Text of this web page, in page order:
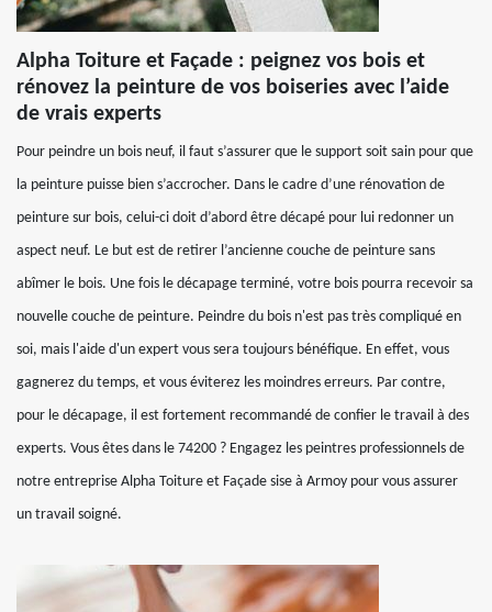
Alpha Toiture et Façade : peignez vos bois et
rénovez la peinture de vos boiseries avec l’aide
de vrais experts
Pour peindre un bois neuf, il faut s’assurer que le support soit sain pour que
la peinture puisse bien s’accrocher. Dans le cadre d’une rénovation de
peinture sur bois, celui-ci doit d’abord être décapé pour lui redonner un
aspect neuf. Le but est de retirer l’ancienne couche de peinture sans
abîmer le bois. Une fois le décapage terminé, votre bois pourra recevoir sa
nouvelle couche de peinture. Peindre du bois n'est pas très compliqué en
soi, mais l'aide d'un expert vous sera toujours bénéfique. En effet, vous
gagnerez du temps, et vous éviterez les moindres erreurs. Par contre,
pour le décapage, il est fortement recommandé de confier le travail à des
experts. Vous êtes dans le 74200 ? Engagez les peintres professionnels de
notre entreprise Alpha Toiture et Façade sise à Armoy pour vous assurer
un travail soigné.